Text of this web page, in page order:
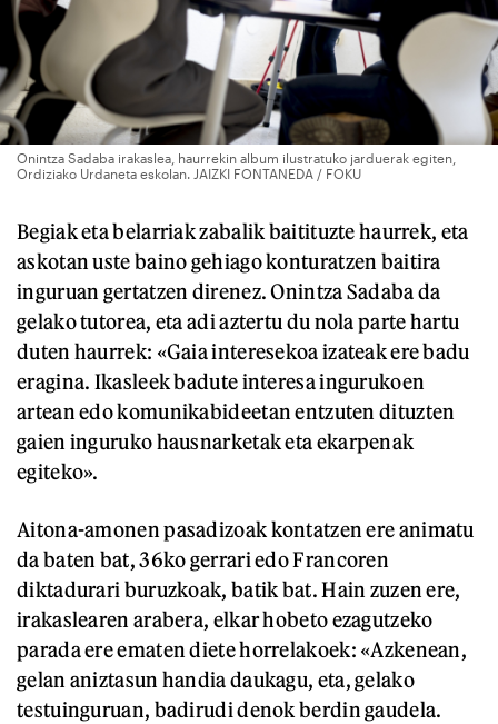
Onintza Sadaba irakaslea, haurrekin album ilustratuko jarduerak egiten,
Ordiziako Urdaneta eskolan. JAIZKI FONTANEDA / FOKU
Begiak eta belarriak zabalik baitituzte haurrek, eta
askotan uste baino gehiago konturatzen baitira
inguruan gertatzen direnez. Onintza Sadaba da
gelako tutorea, eta adi aztertu du nola parte hartu
duten haurrek: «Gaia interesekoa izateak ere badu
eragina. Ikasleek badute interesa ingurukoen
artean edo komunikabideetan entzuten dituzten
gaien inguruko hausnarketak eta ekarpenak
egiteko».
Aitona-amonen pasadizoak kontatzen ere animatu
da baten bat, 36ko gerrari edo Francoren
diktadurari buruzkoak, batik bat. Hain zuzen ere,
irakaslearen arabera, elkar hobeto ezagutzeko
parada ere ematen diete horrelakoek: «Azkenean,
gelan aniztasun handia daukagu, eta, gelako
testuinguruan, badirudi denok berdin gaudela.